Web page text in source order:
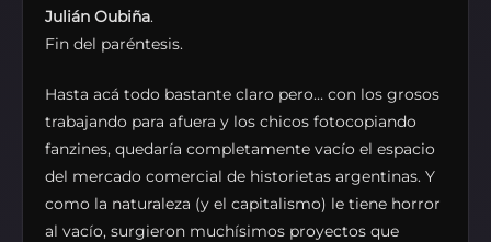
Julián Oubiña.
Fin del paréntesis.
Hasta acá todo bastante claro pero… con los grosos
trabajando para afuera y los chicos fotocopiando
fanzines, quedaría completamente vacío el espacio
del mercado comercial de historietas argentinas. Y
como la naturaleza (y el capitalismo) le tiene horror
al vacío, surgieron muchísimos proyectos que